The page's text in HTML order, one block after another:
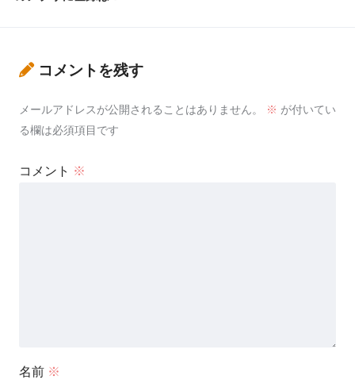
コメントを残す
メールアドレスが公開されることはありません。 ※ が付いてい
る欄は必須項目です
コメント ※
名前 ※